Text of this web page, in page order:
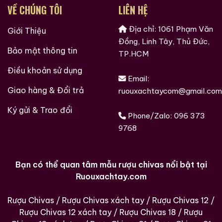
Xuất xứ:
Bắc Kinh, Trung Quốc
Đồng Nhân Đường (Tong Ren Tang)
Nồng độ cao là đặc điểm bắt buộc của rượu thuốc
cổ, nhằm bảo toàn dược tính và cho phép lưu trữ
nhiều thập kỷ.
Ghi chú cảm quan theo góc nhìn thẩm định
Việc “nếm thử” ở đây được hiểu theo nghĩa
, không phải thưởng thức giải
gạch hoặc mật ong cũ
Cao, rượu chảy chậm, bám thành bình rõ
Hương khí:Thuốc bắc cổ, rễ – vỏ cây khô, khoáng
chất, nhựa dược liệu, xen lẫn mùi cồn mạnh và gốm
VỀ CHÚNG TÔI
Giới Thiệu
Bảo mật thông tin
Điều khoản sử dụng
Giao hàng & Đổi trả
Ký gửi & Trao đổi
LIÊN HỆ
Địa chỉ: 1061 Phạm Văn
Đồng, Linh Tây, Thủ Đức,
TP.HCM
Email:
ruouxachtaycom@gmail.com
Phone/Zalo: 096 373
9768
Bạn có thể quan tâm mẫu rượu chivas nổi bật tại
Ruouxachtay.com
Rượu Chivas / Rượu Chivas xách tay / Rượu Chivas 12 /
Rượu Chivas 12 xách tay / Rượu Chivas 18 / Rượu